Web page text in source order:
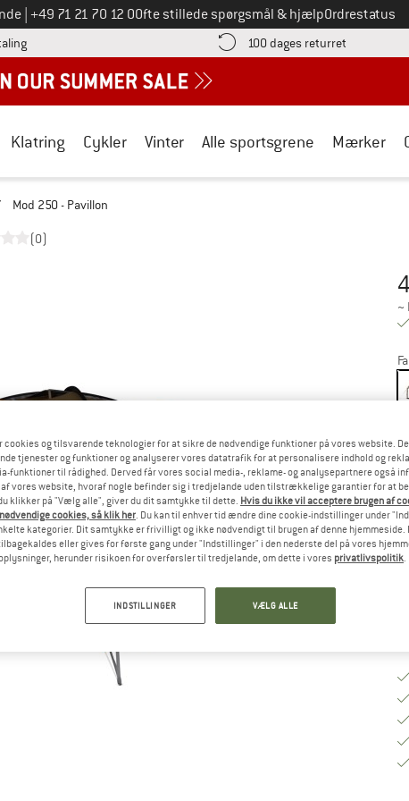
Ring til os på
+49 71 21 70 12 0Ofte stillede spørgsmål & hjælpOrdrestatus
Find betalingsoplysningerne her! Åbnes i en infoboks
100 dages returret Gå til
Klatring Cykler Vinter Alle sportsgrene Mærker
Mod 250 - Pavillon
(0)
~
cookies og tilsvarende teknologier for at sikre de nødvendige funktioner på vores website.
tjenester og funktioner og analyserer vores datatrafik for at personalisere indhold og
funktioner til rådighed. Derved får vores social media-, reklame- og analysepartnere også
vores website, hvoraf nogle befinder sig i tredjelande uden tilstrækkelige garantier for at
klikker på "Vælg alle", giver du dit samtykke til dette. Hvis du ikke vil acceptere brugen af
cookies, så klik her. Du kan til enhver tid ændre dine cookie-indstillinger under
kategorier. Dit samtykke er frivilligt og ikke nødvendigt til brugen af denne hjemmeside.
eller gives for første gang under "Indstillinger" i den nederste del på vores
herunder risikoen for overførsler til tredjelande, om dette i vores privatlivspolitik.
INDSTILLINGER VÆLG ALLE